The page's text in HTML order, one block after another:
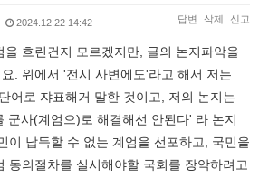
2024.12.22 14:42 답변 삭제 신고
을 흐린건지 모르겠지만, 글의 논지파악을
. 위에서 '전시 사변에도'라고 해서 저는
어로 쟈표해거 말한 것이고, 저의 논지는
군사(계엄으)로 해결해선 안된다' 라 논지
이 납득할 수 없는 계엄을 선포하고, 국민을
동의절차를 실시해야할 국회를 장악하려고